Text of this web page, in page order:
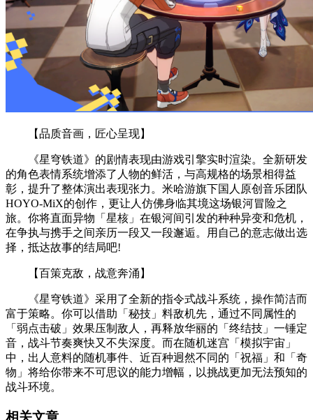
【品质音画，匠心呈现】
《星穹铁道》的剧情表现由游戏引擎实时渲染。全新研发
的角色表情系统增添了人物的鲜活，与高规格的场景相得益
彰，提升了整体演出表现张力。米哈游旗下国人原创音乐团队
HOYO-MiX的创作，更让人仿佛身临其境这场银河冒险之
旅。你将直面异物「星核」在银河间引发的种种异变和危机，
在争执与携手之间亲历一段又一段邂逅。用自己的意志做出选
择，抵达故事的结局吧!
【百策克敌，战意奔涌】
《星穹铁道》采用了全新的指令式战斗系统，操作简洁而
富于策略。你可以借助「秘技」料敌机先，通过不同属性的
「弱点击破」效果压制敌人，再释放华丽的「终结技」一锤定
音，战斗节奏爽快又不失深度。而在随机迷宫「模拟宇宙」
中，出人意料的随机事件、近百种迥然不同的「祝福」和「奇
物」将给你带来不可思议的能力增幅，以挑战更加无法预知的
战斗环境。
相关文章